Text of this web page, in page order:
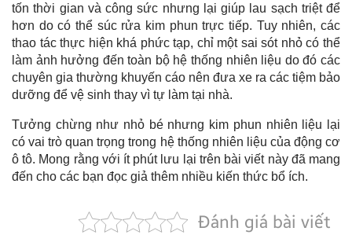
tốn thời gian và công sức nhưng lại giúp lau sạch triệt để
hơn do có thể súc rửa kim phun trực tiếp. Tuy nhiên, các
thao tác thực hiện khá phức tạp, chỉ một sai sót nhỏ có thể
làm ảnh hưởng đến toàn bộ hệ thống nhiên liệu do đó các
chuyên gia thường khuyến cáo nên đưa xe ra các tiệm bảo
dưỡng để vệ sinh thay vì tự làm tại nhà.
Tưởng chừng như nhỏ bé nhưng kim phun nhiên liệu lại
có vai trò quan trọng trong hệ thống nhiên liệu của động cơ
ô tô. Mong rằng với ít phút lưu lại trên bài viết này đã mang
đến cho các bạn đọc giả thêm nhiều kiến thức bổ ích.
Đánh giá bài viết